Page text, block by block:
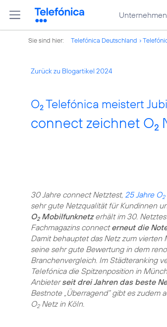
Unternehmen
Sie sind hier: Telefónica Deutschland
Zurück zu Blogartikel 2024
O2 Telefónica meistert
connect zeichnet O2
30 Jahre connect Netztest, 25 Jahre O2
sehr gute Netzqualität für Kundinnen
O2Mobilfunknetzerhält im 30.
Fachmagazins connecterneut die
Damit behauptet das Netz zum vierten
seine sehr gute Bewertung in dem
Branchenvergleich. Im Städteranking
Telefónica die Spitzenposition in
Anbieterseit drei Jahren das beste
Bestnote „Überragend“ gibt es zudem
O2Netz in Köln.